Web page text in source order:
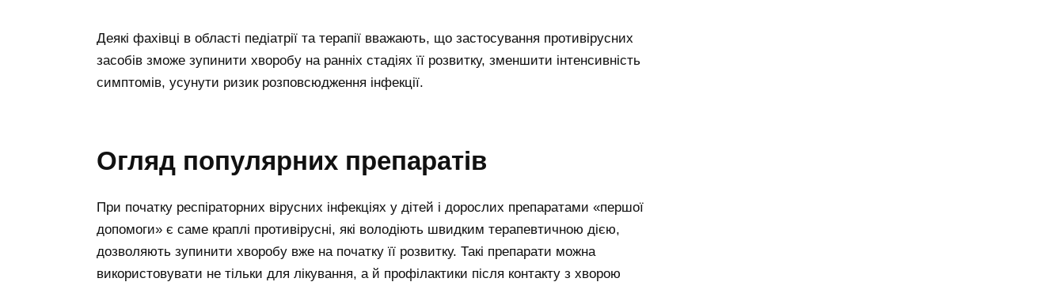
Деякі фахівці в області педіатрії та терапії вважають, що застосування противірусних
засобів зможе зупинити хворобу на ранніх стадіях її розвитку, зменшити інтенсивність
симптомів, усунути ризик розповсюдження інфекції.
Огляд популярних препаратів
При початку респіраторних вірусних інфекціях у дітей і дорослих препаратами «першої
допомоги» є саме краплі противірусні, які володіють швидким терапевтичною дією,
дозволяють зупинити хворобу вже на початку її розвитку. Такі препарати можна
використовувати не тільки для лікування, а й профілактики після контакту з хворою